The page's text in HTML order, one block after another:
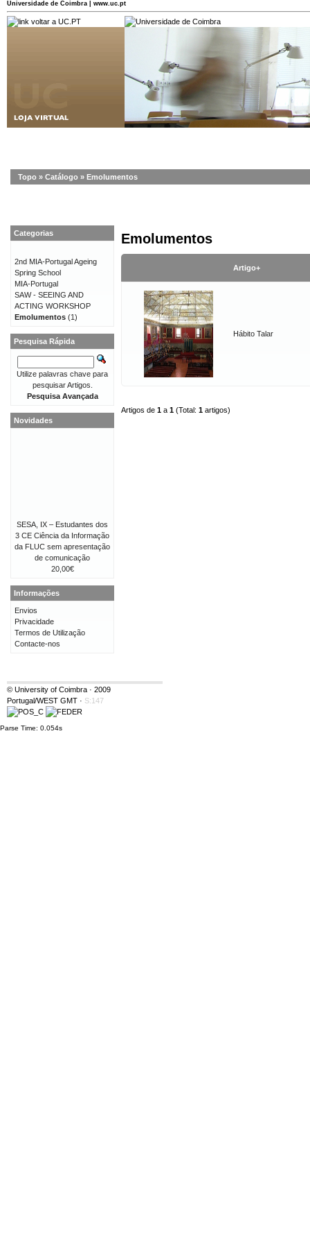
Universidade de Coimbra | www.uc.pt
Topo » Catálogo » Emolumentos
Emolumentos
Artigo+
Hábito Talar
Artigos de 1 a 1 (Total: 1 artigos)
Categorias
2nd MIA-Portugal Ageing
Spring School
MIA-Portugal
SAW - SEEING AND
ACTING WORKSHOP
Emolumentos (1)
Pesquisa Rápida
Utilize palavras chave para
pesquisar Artigos.
Pesquisa Avançada
Novidades
SESA, IX – Estudantes dos
3 CE Ciência da Informação
da FLUC sem apresentação
de comunicação
20,00€
Informações
Envios
Privacidade
Termos de Utilização
Contacte-nos
© University of Coimbra · 2009
Portugal/WEST GMT · S:147
Parse Time: 0.054s